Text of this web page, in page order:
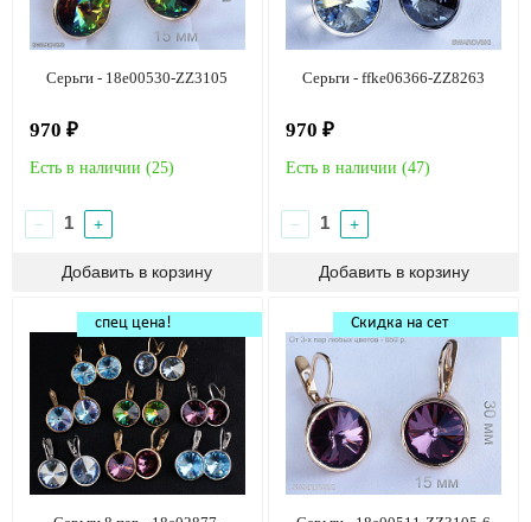
Серьги - 18e00530-ZZ3105
970 ₽
Есть в наличии (25)
− +
Серьги - ffke06366-ZZ8263
970 ₽
Есть в наличии (47)
− +
спец цена! Скидка на сет